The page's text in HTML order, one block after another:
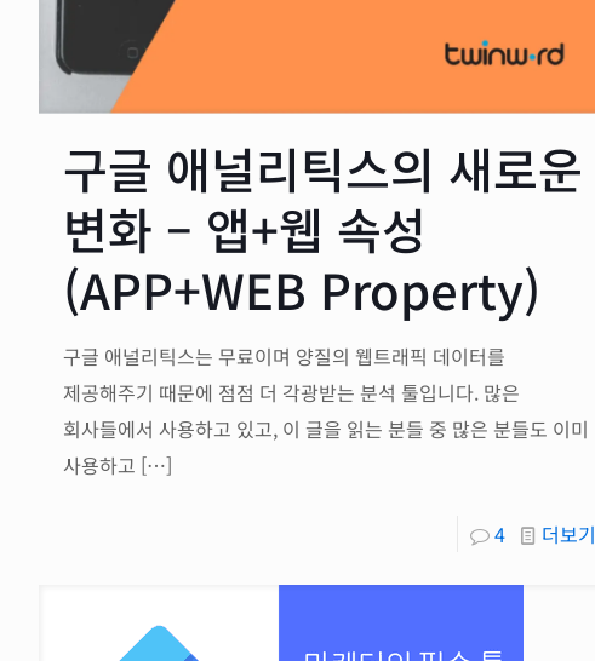
구글 애널리틱스의 새로운
변화 – 앱+웹 속성
(APP+WEB Property)
구글 애널리틱스는 무료이며 양질의 웹트래픽 데이터를
제공해주기 때문에 점점 더 각광받는 분석 툴입니다. 많은
회사들에서 사용하고 있고, 이 글을 읽는 분들 중 많은 분들도 이미
사용하고 […]
4 더보기